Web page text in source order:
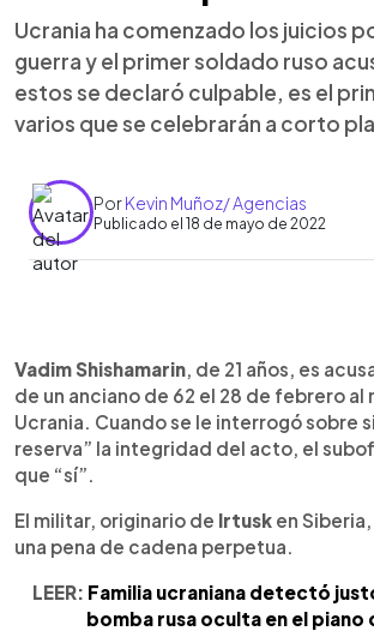
Ucrania ha comenzado los juicios
guerra y el primer soldado ruso
estos se declaró culpable, es el
varios que se celebrarán a corto
PorKevin Muñoz/ Agencias
Publicado el 18 de mayo de 2022
► Escuchar artículo
Vadim Shishamarin, de 21 años, es
de un anciano de 62 el 28 de febrero al
Ucrania. Cuando se le interrogó sobre
reserva” la integridad del acto, el
que “sí”.
El militar, originario de Irtusk en
una pena de cadena perpetua.
LEER: Familia ucraniana detectó
bomba rusa oculta en el piano